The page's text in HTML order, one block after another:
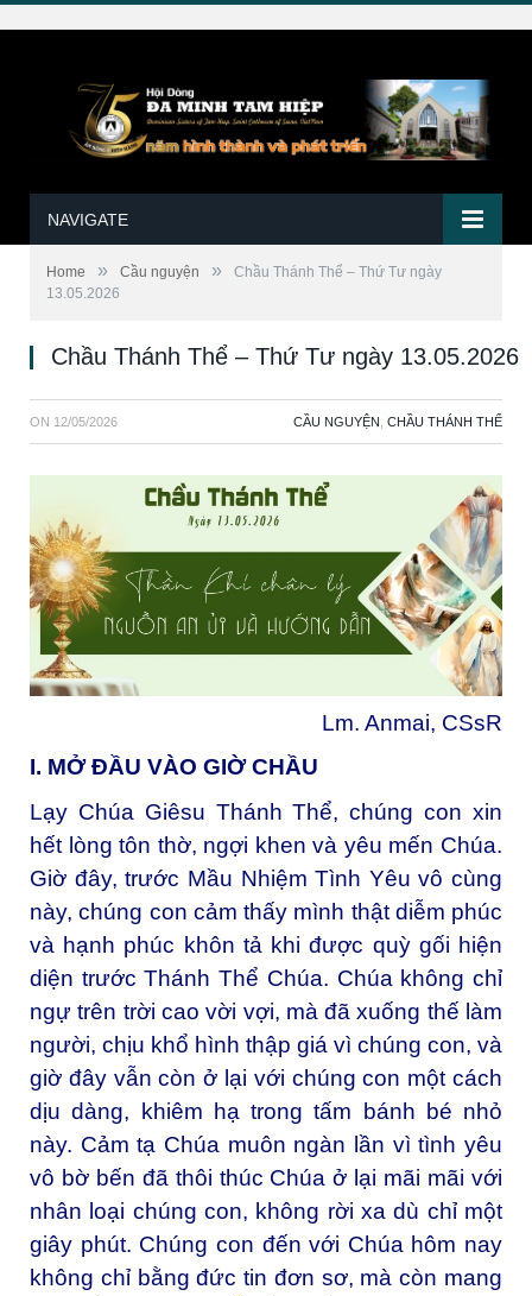
NAVIGATE
Home » Cầu nguyện »
Chầu Thánh Thể – Thứ Tư ngày
13.05.2026
Chầu Thánh Thể – Thứ Tư ngày 13.05.2026
ON 12/05/2026 CẦU NGUYỆN CHẦU THÁNH THỂ
Lm. Anmai, CSsR
I. MỞ ĐẦU VÀO GIỜ CHẦU
Lạy Chúa Giêsu Thánh Thể, chúng con xin
hết lòng tôn thờ, ngợi khen và yêu mến Chúa.
Giờ đây, trước Mầu Nhiệm Tình Yêu vô cùng
này, chúng con cảm thấy mình thật diễm phúc
và hạnh phúc khôn tả khi được quỳ gối hiện
diện trước Thánh Thể Chúa. Chúa không chỉ
ngự trên trời cao vời vợi, mà đã xuống thế làm
người, chịu khổ hình thập giá vì chúng con, và
giờ đây vẫn còn ở lại với chúng con một cách
dịu dàng, khiêm hạ trong tấm bánh bé nhỏ
này. Cảm tạ Chúa muôn ngàn lần vì tình yêu
vô bờ bến đã thôi thúc Chúa ở lại mãi mãi với
nhân loại chúng con, không rời xa dù chỉ một
giây phút. Chúng con đến với Chúa hôm nay
không chỉ bằng đức tin đơn sơ, mà còn mang